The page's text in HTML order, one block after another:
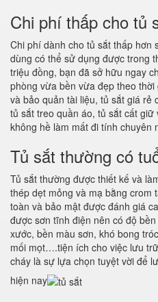
Chi phí thấp cho tủ
Chi phí dành cho tủ sắt thấp
dùng có thể sử dụng được trong
triệu đồng, bạn đã sở hữu ngay
phòng vừa bền vừa đẹp theo
và bảo quản tài liệu, tủ sắt giá rẻ
tủ sắt treo quần áo, tủ sắt cất
không hề làm mất đi tính chuyên
Tủ sắt thường có
Tủ sắt thường được thiết kế và
thép dẹt mỏng và mạ bằng crom
toàn và bảo mật được đánh giá
được sơn tĩnh điện nên có độ
xước, bền màu sơn, khó bong
mối mọt….tiện ích cho việc lưu
cháy là sự lựa chọn tuyệt vời để
hiện nay